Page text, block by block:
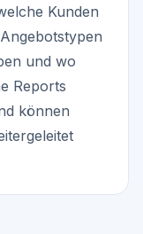
Kunden
und wo
Reports
können